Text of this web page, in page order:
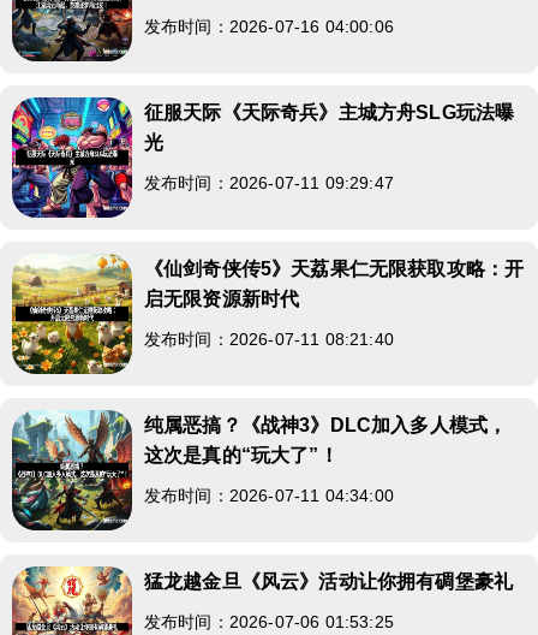
发布时间：2026-07-16 04:00:06
征服天际《天际奇兵》主城方舟SLG玩法曝
光
发布时间：2026-07-11 09:29:47
《仙剑奇侠传5》天荔果仁无限获取攻略：开
启无限资源新时代
发布时间：2026-07-11 08:21:40
纯属恶搞？《战神3》DLC加入多人模式，
这次是真的“玩大了”！
发布时间：2026-07-11 04:34:00
猛龙越金旦《风云》活动让你拥有碉堡豪礼
发布时间：2026-07-06 01:53:25